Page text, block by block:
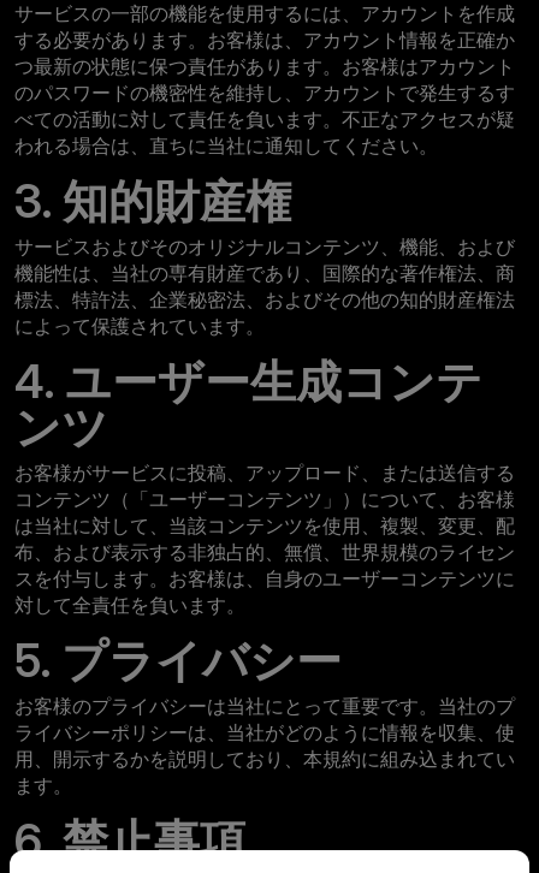
サービスの一部の機能を使用するには、アカウントを作成
する必要があります。お客様は、アカウント情報を正確か
つ最新の状態に保つ責任があります。お客様はアカウント
のパスワードの機密性を維持し、アカウントで発生するす
べての活動に対して責任を負います。不正なアクセスが疑
われる場合は、直ちに当社に通知してください。
3. 知的財産権
サービスおよびそのオリジナルコンテンツ、機能、および
機能性は、当社の専有財産であり、国際的な著作権法、商
標法、特許法、企業秘密法、およびその他の知的財産権法
によって保護されています。
4. ユーザー生成コンテ
ンツ
お客様がサービスに投稿、アップロード、または送信する
コンテンツ（「ユーザーコンテンツ」）について、お客様
は当社に対して、当該コンテンツを使用、複製、変更、配
布、および表示する非独占的、無償、世界規模のライセン
スを付与します。お客様は、自身のユーザーコンテンツに
対して全責任を負います。
5. プライバシー
お客様のプライバシーは当社にとって重要です。当社のプ
ライバシーポリシーは、当社がどのように情報を収集、使
用、開示するかを説明しており、本規約に組み込まれてい
ます。
6. 禁止事項